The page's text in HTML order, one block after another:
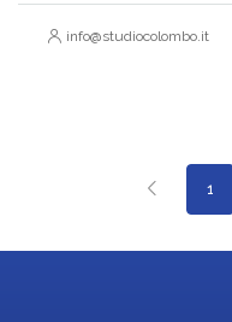
info@studiocolombo.it
1